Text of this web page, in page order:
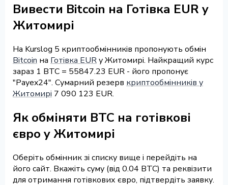
Вивести Bitcoin на Готівка EUR у
Житомирі
На Kurslog 5 криптообмінників пропонують обмін
Bitcoin на Готівка EURу Житомирі. Найкращий курс
зараз 1 BTC = 55847.23 EUR - його пропонує
"Payex24". Сумарний резерв криптообмінників у
Житомирі 7 090 123 EUR.
Як обміняти BTC на готівкові
євро у Житомирі
Оберіть обмінник зі списку вище і перейдіть на
його сайт. Вкажіть суму (від 0.04 BTC) та реквізити
для отримання готівкових євро, підтвердіть заявку.